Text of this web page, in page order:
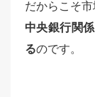
だからこそ市
中央銀行関
るのです。